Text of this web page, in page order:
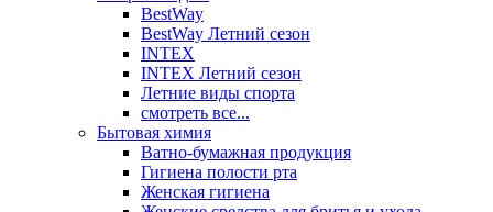
BestWay
BestWay Летний сезон
INTEX
INTEX Летний сезон
Летние виды спорта
смотреть все...
Бытовая химия
Ватно-бумажная продукция
Гигиена полости рта
Женская гигиена